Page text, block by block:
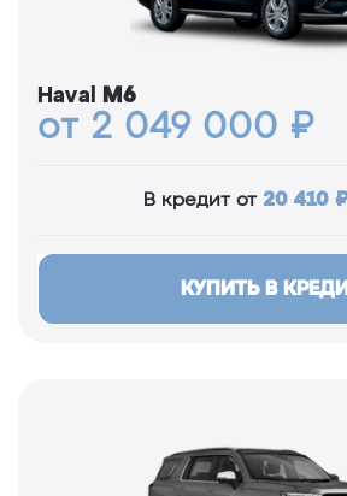
Haval M6
от 2 049 000 ₽
В кредит от 20 410
КУПИТЬ В